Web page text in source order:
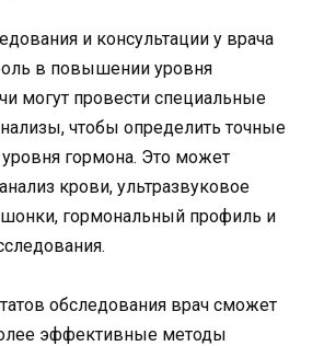
и консультации у врача
в повышении уровня
могут провести специальные
чтобы определить точные
гормона. Это может
крови, ультразвуковое
гормональный профиль и
обследования врач сможет
эффективные методы